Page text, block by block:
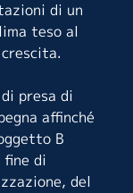
di un
teso al
presa di
affinché
B
di
del